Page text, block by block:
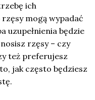
ich
mogą wypadać
uzupełnienia będzie
rzęsy – czy
też preferujesz
jak często będziesz